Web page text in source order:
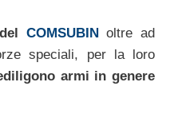
COMSUBIN
oltre ad
speciali, per la loro
armi in genere